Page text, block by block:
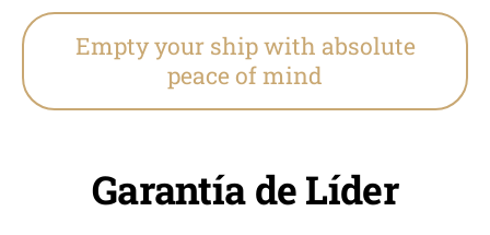
Empty your ship with absolute
peace of mind
Garantía de Líder